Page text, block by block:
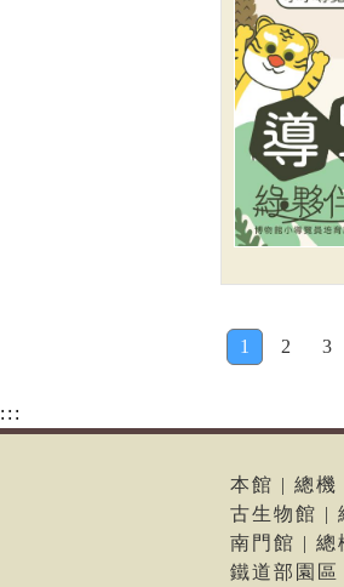
1 2 3
:::
本館 | 總機
古生物館 |
南門館 | 總
鐵道部園